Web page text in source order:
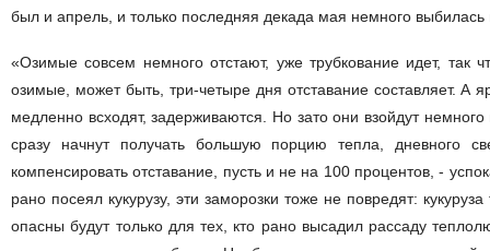
был и апрель, и только последняя декада мая немного выбилась
«Озимые совсем немного отстают, уже трубкование идет, так
озимые, может быть, три-четыре дня отставание составляет. А
медленно всходят, задерживаются. Но зато они взойдут
сразу начнут получать большую порцию тепла, дневного
компенсировать отставание, пусть и не на 100 процентов, -
рано посеял кукурузу, эти заморозки тоже не повредят:
опасны будут только для тех, кто рано высадил рассаду